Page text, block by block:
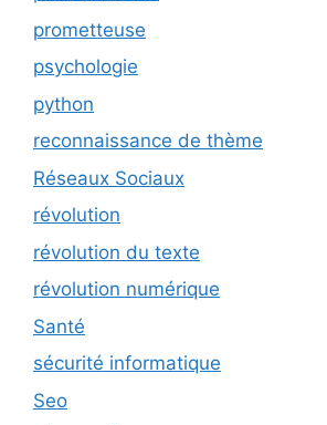
prometteuse
psychologie
python
reconnaissance de thème
Réseaux Sociaux
révolution
révolution du texte
révolution numérique
Santé
sécurité informatique
Seo